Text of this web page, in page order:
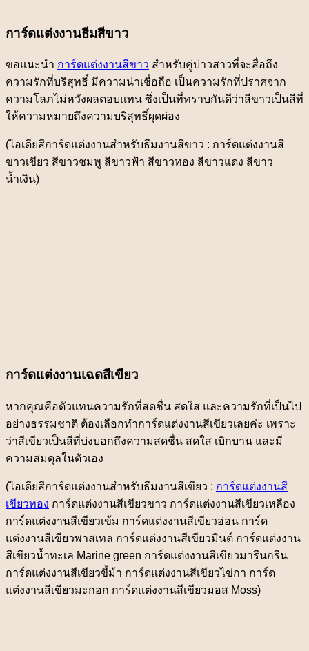
การ์ดแต่งงานธีมสีขาว
ขอแนะนำ การ์ดแต่งงานสีขาว สำหรับคู่บ่าวสาวที่จะสื่อถึง
ความรักที่บริสุทธิ์ มีความน่าเชื่อถือ เป็นความรักที่ปราศจาก
ความโลภไม่หวังผลตอบแทน ซึ่งเป็นที่ทราบกันดีว่าสีขาวเป็นสีที่
ให้ความหมายถึงความบริสุทธิ์ผุดผ่อง
(ไอเดียสีการ์ดแต่งงานสำหรับธีมงานสีขาว : การ์ดแต่งงานสี
ขาวเขียว สีขาวชมพู สีขาวฟ้า สีขาวทอง สีขาวแดง สีขาว
น้ำเงิน)
การ์ดแต่งงานเฉดสีเขียว
หากคุณคือตัวแทนความรักที่สดชื่น สดใส และความรักที่เป็นไป
อย่างธรรมชาติ ต้องเลือกทำการ์ดแต่งงานสีเขียวเลยค่ะ เพราะ
ว่าสีเขียวเป็นสีที่บ่งบอกถึงความสดชื่น สดใส เบิกบาน และมี
ความสมดุลในตัวเอง
(ไอเดียสีการ์ดแต่งงานสำหรับธีมงานสีเขียว : การ์ดแต่งงานสี
เขียวทอง การ์ดแต่งงานสีเขียวขาว การ์ดแต่งงานสีเขียวเหลือง
การ์ดแต่งงานสีเขียวเข้ม การ์ดแต่งงานสีเขียวอ่อน การ์ด
แต่งงานสีเขียวพาสเทล การ์ดแต่งงานสีเขียวมินต์ การ์ดแต่งงาน
สีเขียวน้ำทะเล Marine green การ์ดแต่งงานสีเขียวมารีนกรีน
การ์ดแต่งงานสีเขียวขี้ม้า การ์ดแต่งงานสีเขียวไข่กา การ์ด
แต่งงานสีเขียวมะกอก การ์ดแต่งงานสีเขียวมอส Moss)